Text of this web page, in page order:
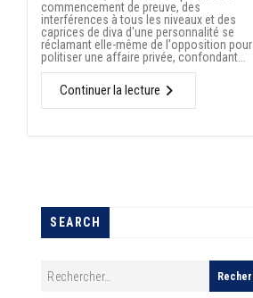
commencement de preuve, des
interférences à tous les niveaux et des
caprices de diva d'une personnalité se
réclamant elle-même de l'opposition pour
politiser une affaire privée, confondant...
Continuer la lecture
SEARCH